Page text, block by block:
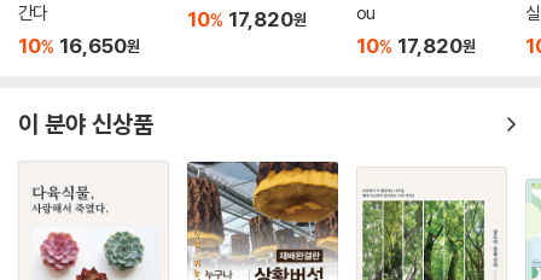
간다
10% 16,650원
10% 17,820원
ou
10% 17,820원
이 분야 신상품